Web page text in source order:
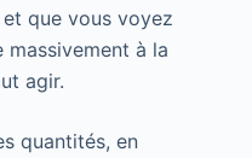
que vous voyez
massivement à la
agir.
quantités, en